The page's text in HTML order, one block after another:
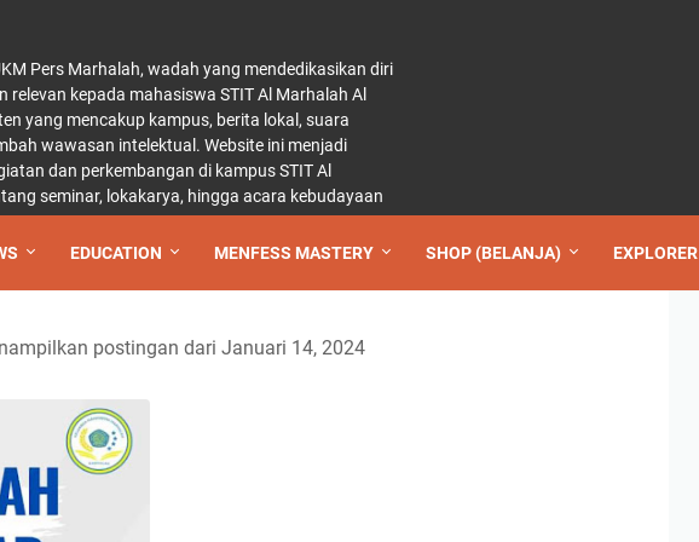
Pers Marhalah, wadah yang mendedikasikan diri
kepada mahasiswa STIT Al Marhalah Al
yang mencakup kampus, berita lokal, suara
wawasan intelektual. Website ini menjadi
dan perkembangan di kampus STIT Al
seminar, lokakarya, hingga acara kebudayaan
EDUCATION MENFESS MASTERY SHOP (BELANJA) EXPLORER
postingan dari Januari 14, 2024